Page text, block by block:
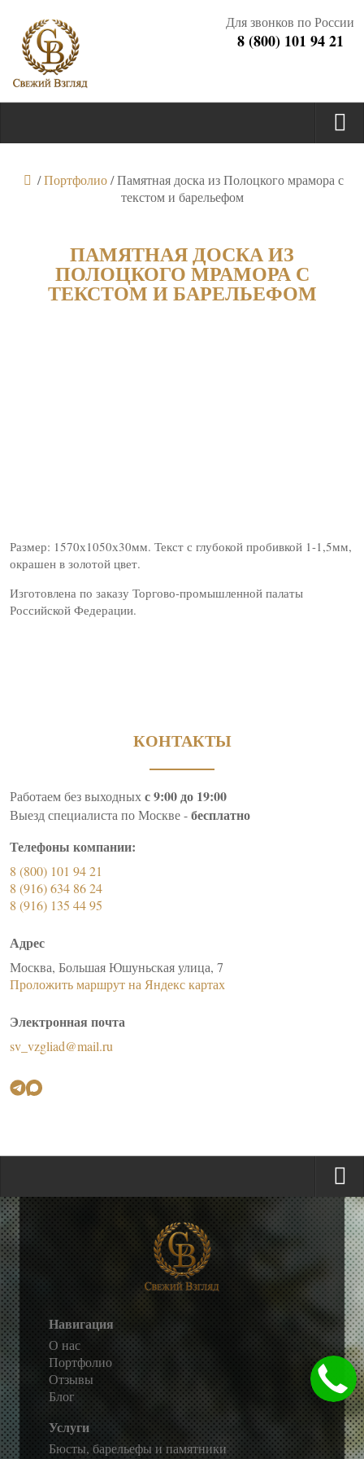
Для звонков по России
8 (800) 101 94 21
/Портфолио /Памятная доска из Полоцкого мрамора с
текстом и барельефом
ПАМЯТНАЯ ДОСКА ИЗ
ПОЛОЦКОГО МРАМОРА С
ТЕКСТОМ И БАРЕЛЬЕФОМ
Размер: 1570х1050х30мм. Текст с глубокой пробивкой 1-1,5мм,
окрашен в золотой цвет.
Изготовлена по заказу Торгово-промышленной палаты
Российской Федерации.
КОНТАКТЫ
Работаем без выходныхс 9:00 до 19:00
Выезд специалиста по Москве -бесплатно
Телефоны компании:
8 (800) 101 94 21
8 (916) 634 86 24
8 (916) 135 44 95
Адрес
Москва, Большая Юшуньская улица, 7
Проложить маршрут на Яндекс картах
Электронная почта
sv_vzgliad@mail.ru
Навигация
О нас
Портфолио
Отзывы
Блог
Услуги
Бюсты, барельефы и памятники